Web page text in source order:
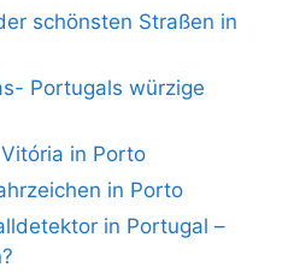
schönsten Straßen in
Portugals würzige
in Porto
in Porto
in Portugal –